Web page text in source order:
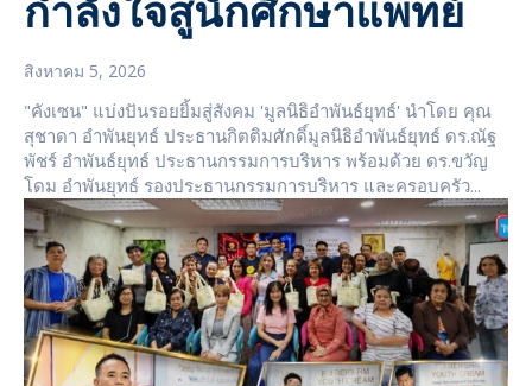
กำลังใจสู่นักศึกษาแพทย์
สิงหาคม 5, 2026
"คังเซน" แบ่งปันรอยยิ้มสู่สังคม 'มูลนิธิอำพันธ์ยุทธ์' นำโดย คุณ
สุชาดา อำพันยุทธ์ ประธานกิตติมศักดิ์มูลนิธิอำพันธ์ยุทธ์ ดร.ณัฐ
พัชร์ อำพันธ์ยุทธ์ ประธานกรรมการบริหาร พร้อมด้วย ดร.ขวัญ
โดม อำพันยุทธ์ รองประธานกรรมการบริหาร และครอบครัว...